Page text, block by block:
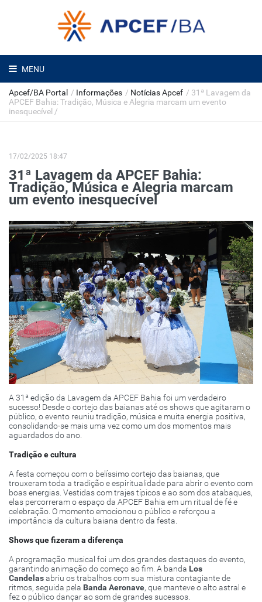
MENU
Apcef/BA Portal / Informações / Notícias Apcef / 31ª Lavagem da
APCEF Bahia: Tradição, Música e Alegria marcam um evento
inesquecível /
17/02/2025 18:47
31ª Lavagem da APCEF Bahia:
Tradição, Música e Alegria marcam
um evento inesquecível
A 31ª edição da Lavagem da APCEF Bahia foi um verdadeiro
sucesso! Desde o cortejo das baianas até os shows que agitaram o
público, o evento reuniu tradição, música e muita energia positiva,
consolidando-se mais uma vez como um dos momentos mais
aguardados do ano.
Tradição e cultura
A festa começou com o belíssimo cortejo das baianas, que
trouxeram toda a tradição e espiritualidade para abrir o evento com
boas energias. Vestidas com trajes típicos e ao som dos atabaques,
elas percorreram o espaço da APCEF Bahia em um ritual de fé e
celebração. O momento emocionou o público e reforçou a
importância da cultura baiana dentro da festa.
Shows que fizeram a diferença
A programação musical foi um dos grandes destaques do evento,
garantindo animação do começo ao fim. A banda Los
Candelasabriu os trabalhos com sua mistura contagiante de
ritmos, seguida pela Banda Aeronave, que manteve o alto astral e
fez o público dançar ao som de grandes sucessos.